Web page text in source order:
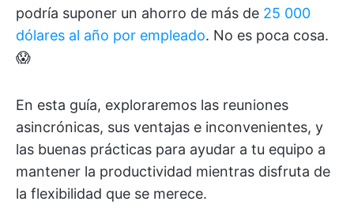
podría suponer un ahorro de más de 25 000
dólares al año por empleado. No es poca cosa.
😱
En esta guía, exploraremos las reuniones
asincrónicas, sus ventajas e inconvenientes, y
las buenas prácticas para ayudar a tu equipo a
mantener la productividad mientras disfruta de
la flexibilidad que se merece.